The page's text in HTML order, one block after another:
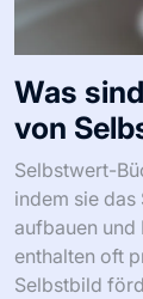
Was
von
Selbstwert-
indem sie das
aufbauen und
enthalten oft
Selbstbild